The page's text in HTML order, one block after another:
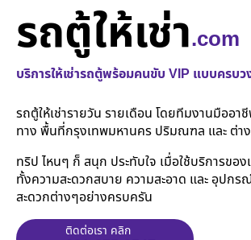
รถตู้ให้เช่า.com
บริการให้เช่ารถตู้พร้อมคนขับ VIP แบบครบว
รถตู้ให้เช่ารายวัน รายเดือน โดยทีมงานมืออา
ทาง พื้นที่กรุงเทพมหานคร ปริมณฑล และ ต่า
ทริป ไหนๆ ก็ สนุก ประทับใจ เมื่อใช้บริการของ
ทั้งความสะดวกสบาย ความสะอาด และ อุปกร
สะดวกต่างๆอย่างครบครัน
ติดต่อเรา คลิก